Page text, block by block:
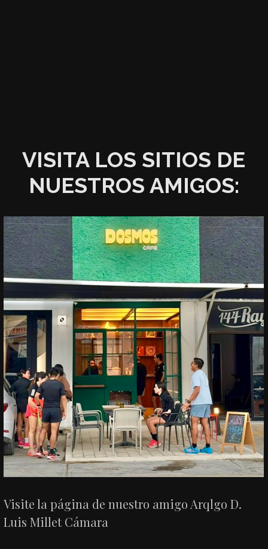
VISITA LOS SITIOS DE
NUESTROS AMIGOS:
Visite la página de nuestro amigo Arqlgo D.
Luis Millet Cámara